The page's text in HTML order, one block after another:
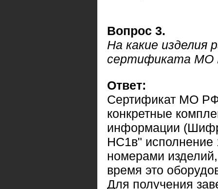
Вопрос 3.
На какие изделия
сертификата
Ответ:
Сертификат МО РФ
конкретные
информации
НС1в"
номерами
время это
Для получения